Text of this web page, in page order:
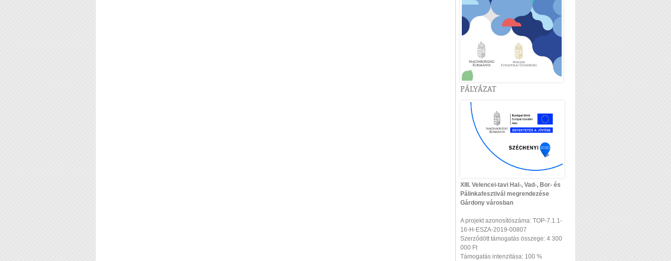
PÁLYÁZAT
XIII. Velencei-tavi Hal-, Vad-, Bor- és
Pálinkafesztivál megrendezése
Gárdony városban
A projekt azonosítószáma: TOP-7.1.1-
16-H-ESZA-2019-00807
Szerződött támogatás összege: 4 300
000 Ft
Támogatás intenzitása: 100 %